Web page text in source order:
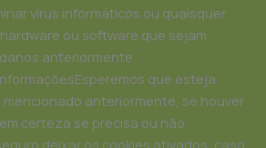
vírus informáticos ou quaisquer
ou software que sejam
anteriormente
que esteja
mencionado anteriormente, se houver
certeza se precisa ou não,